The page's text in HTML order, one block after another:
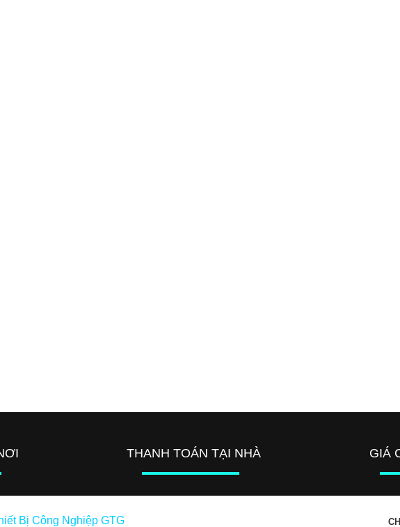
THANH TOÁN TẠI NHÀ GIÁ
Bị Công Nghiệp GTG